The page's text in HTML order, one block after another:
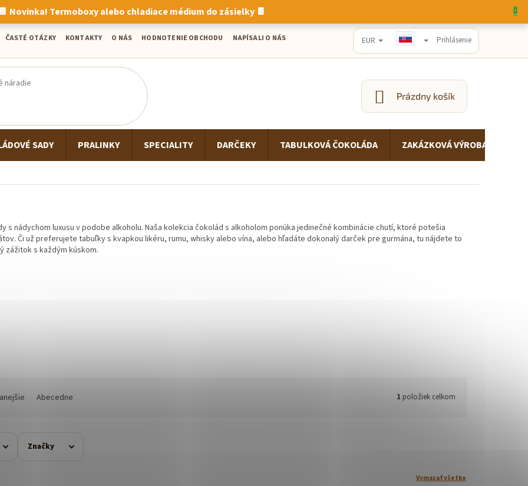
🍫 Novinka! Termoboxy alebo chladiace médium do zásielky 🍫
ČASTÉ OTÁZKY KONTAKTY O NÁS HODNOTENIE OBCHODU NAPÍSALI O NÁS EUR Prihlásenie
NÁKUPNÝ
KOŠÍK
Prázdny košík
SADY PRALINKY SPECIALITY DARČEKY TABULKOVÁ ČOKOLÁDA ZAKÁZKOVÁ VÝROBA
nádychom luxusu v podobe alkoholu. Naša kolekcia čokolád s alkoholom ponúka jedinečné kombinácie chutí, ktoré potešia
Či už preferujete tabuľky s kvapkou likéru, rumu, whisky alebo vína, alebo hľadáte dokonalý darček pre gurmána, tu nájdete to
zážitok s každým kúskom.
Abecedne 1 položiek celkom
Značky
Vymazať všetko